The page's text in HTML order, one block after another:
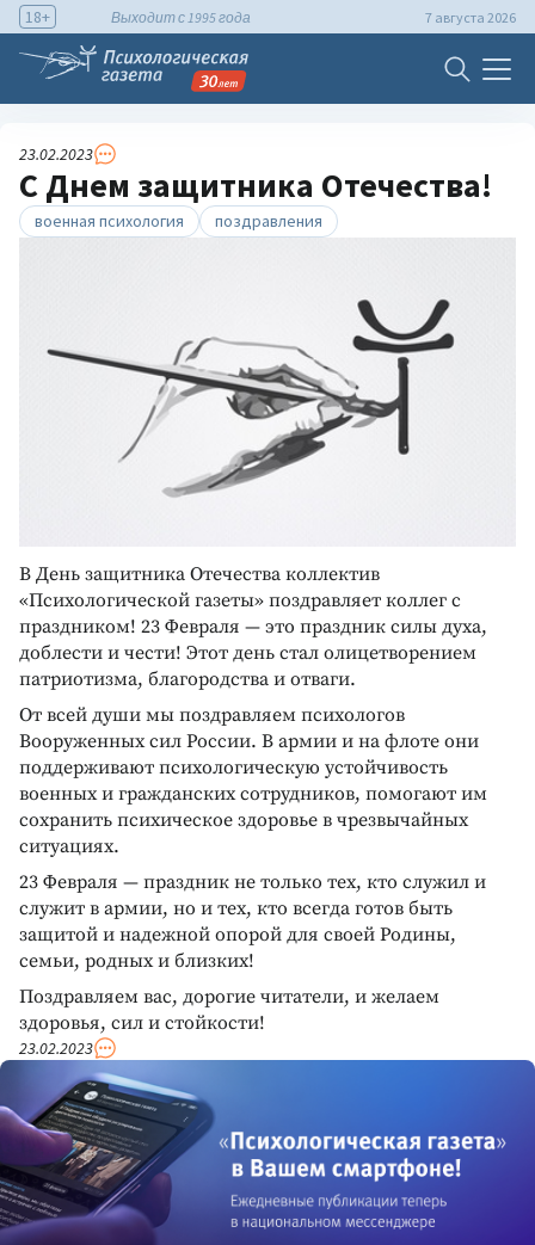
18+ Выходит с 1995 года 7 августа 2026
23.02.2023
С Днем защитника Отечества!
военная психология поздравления
В День защитника Отечества коллектив
«Психологической газеты» поздравляет коллег с
праздником! 23 Февраля — это праздник силы духа,
доблести и чести! Этот день стал олицетворением
патриотизма, благородства и отваги.
От всей души мы поздравляем психологов
Вооруженных сил России. В армии и на флоте они
поддерживают психологическую устойчивость
военных и гражданских сотрудников, помогают им
сохранить психическое здоровье в чрезвычайных
ситуациях.
23 Февраля — праздник не только тех, кто служил и
служит в армии, но и тех, кто всегда готов быть
защитой и надежной опорой для своей Родины,
семьи, родных и близких!
Поздравляем вас, дорогие читатели, и желаем
здоровья, сил и стойкости!
23.02.2023